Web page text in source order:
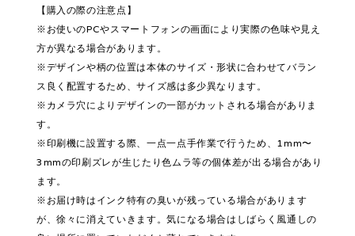
【購入の際の注意点】
※お使いのPCやスマートフォンの画面により実際の色味や見え
方が異なる場合があります。
※デザインや柄の位置は本体のサイズ・形状に合わせてバラン
ス良く配置するため、サイズ感は多少異なります。
※カメラ穴によりデザインの一部がカットされる場合がありま
す。
※印刷機に設置する際、一点一点手作業で行うため、1mm〜
3mmの印刷ズレが生じたり色ムラ等の個体差が出る場合があり
ます。
※お届け時はインク特有の臭いが残っている場合があります
が、徐々に消えていきます。気になる場合はしばらく風通しの